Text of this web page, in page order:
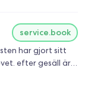
service.book
har gjort sitt
efter gesäll är
alla